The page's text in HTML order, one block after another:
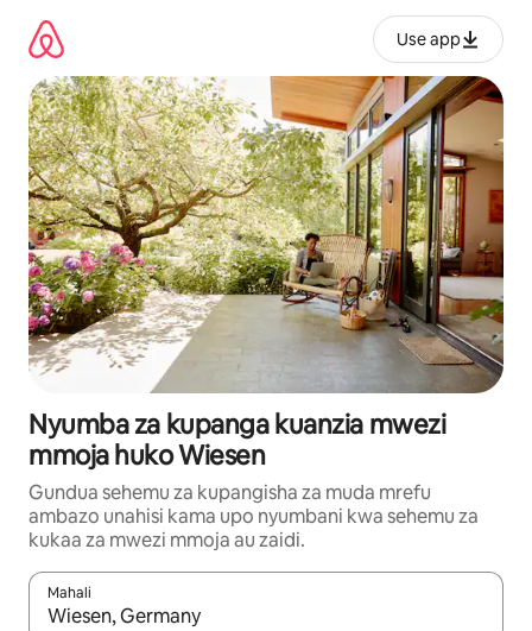
kwenda
kwenye
maudhui
Use app
Nyumba za kupanga kuanzia mwezi
mmoja huko Wiesen
Gundua sehemu za kupangisha za muda mrefu
ambazo unahisi kama upo nyumbani kwa sehemu za
kukaa za mwezi mmoja au zaidi.
Mahali
Wakati matokeo yanapatikana, vinjari kwa kutumia vitufe vya